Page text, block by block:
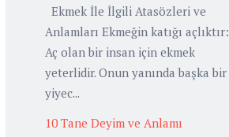
Ekmek İle İlgili Atasözleri ve
Anlamları Ekmeğin katığı açlıktır:
Aç olan bir insan için ekmek
yeterlidir. Onun yanında başka bir
yiyec...
10 Tane Deyim ve Anlamı